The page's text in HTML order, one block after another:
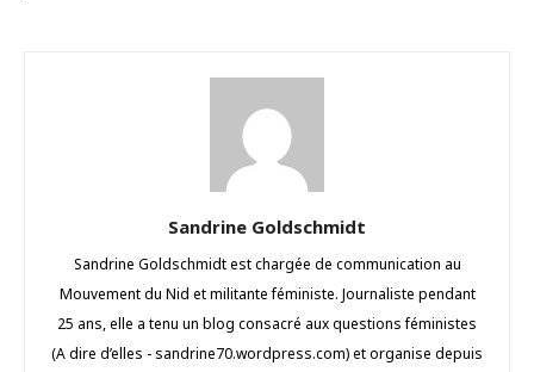
Sandrine Goldschmidt
Sandrine Goldschmidt est chargée de communication au
Mouvement du Nid et militante féministe. Journaliste pendant
25 ans, elle a tenu un blog consacré aux questions féministes
(A dire d’elles - sandrine70.wordpress.com) et organise depuis